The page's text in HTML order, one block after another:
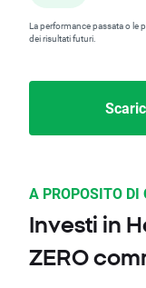
La performance passata o
dei risultati futuri.
A PROPOSITO DI
Investi in
ZERO